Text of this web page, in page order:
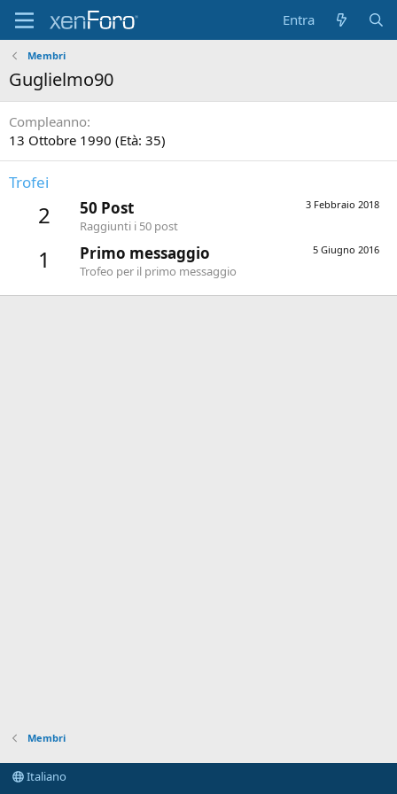
Entra
Membri
Guglielmo90
Compleanno
13 Ottobre 1990 (Età: 35)
Trofei
2 3 Febbraio 2018
50 Post
Raggiunti i 50 post
1 5 Giugno 2016
Primo messaggio
Trofeo per il primo messaggio
Membri
Italiano